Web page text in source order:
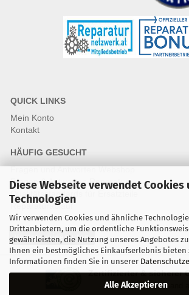
Diese Webseite verwendet Cookies
Technologien
Wir verwenden Cookies und ähnliche
Drittanbietern, um die ordentliche
gewährleisten, die Nutzung unseres Angebotes
Ihnen ein bestmögliches Einkaufserlebnis bieten
Informationen finden Sie in unserer
Alle Akzeptieren
QUICK LINKS
Mein Konto
Kontakt
HÄUFIG GESUCHT
Fragen und Antworten Webshop
Fragen & Antworten Reparatur
Qualitätsstandards für Ersatzteile
Reparaturablauf
Vertrag widerrufen
Zertifizierter & sicherer
Kostenloser Versand